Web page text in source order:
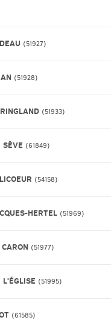
51927
51928
51933
SÈVE 61849
54158
HERTEL 51969
51977
L'ÉGLISE 51995
61585